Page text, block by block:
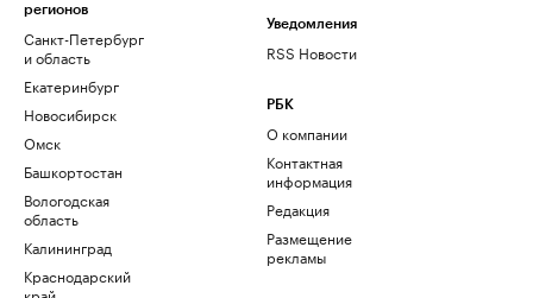
регионов
Санкт-Петербург
и область
Екатеринбург
Новосибирск
Омск
Башкортостан
Вологодская
область
Калининград
Краснодарский
Уведомления
RSS Новости
РБК
О компании
Контактная
информация
Редакция
Размещение
рекламы